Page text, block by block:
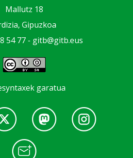
Mallutz 18
Gipuzkoa
54 77 - gitb@gitb.eus
garatua